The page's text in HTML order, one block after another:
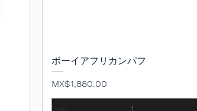
クイックビュー
ボーイアフリカンパフ
価格
MX$1,880.00